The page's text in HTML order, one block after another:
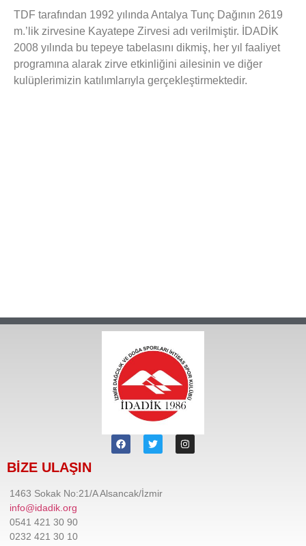
TDF tarafından 1992 yılında Antalya Tunç Dağının 2619
m.’lik zirvesine Kayatepe Zirvesi adı verilmiştir. İDADİK
2008 yılında bu tepeye tabelasını dikmiş, her yıl faaliyet
programına alarak zirve etkinliğini ailesinin ve diğer
kulüplerimizin katılımlarıyla gerçekleştirmektedir.
BİZE ULAŞIN
1463 Sokak No:21/A Alsancak/İzmir
info@idadik.org
0541 421 30 90
0232 421 30 10